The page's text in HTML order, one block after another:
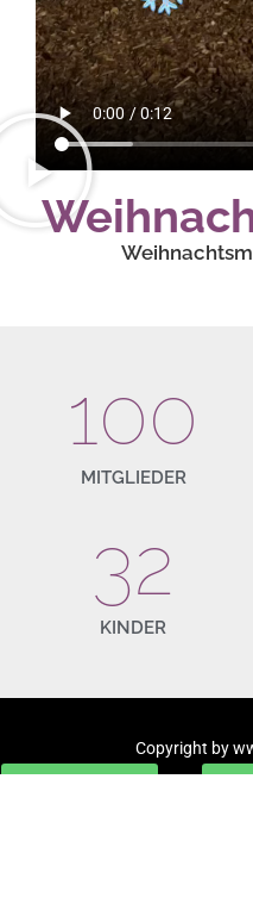
MITGLIEDER
100
KINDER
32
Copyright by